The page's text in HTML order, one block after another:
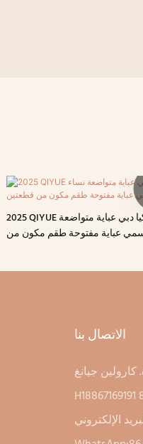
2025 QIYUE ملابس إسلامية عالية الجودة مخصصة تركيا دبي عباية متواضعة
عباية مفتوحة طقم مكون من
الاتصال بنا
جيانغ